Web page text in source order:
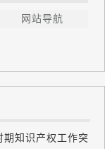
网站导航
期知识产权工作突